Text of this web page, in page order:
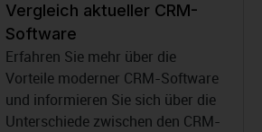
Vergleich aktueller CRM-
Software
Erfahren Sie mehr über die
Vorteile moderner CRM-Software
und informieren Sie sich über die
Unterschiede zwischen den CRM-